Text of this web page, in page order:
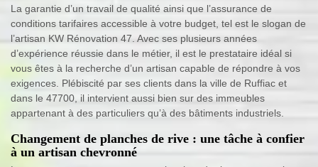
La garantie d’un travail de qualité ainsi que l’assurance de
conditions tarifaires accessible à votre budget, tel est le slogan de
l’artisan KW Rénovation 47. Avec ses plusieurs années
d’expérience réussie dans le métier, il est le prestataire idéal si
vous êtes à la recherche d’un artisan capable de répondre à vos
exigences. Plébiscité par ses clients dans la ville de Ruffiac et
dans le 47700, il intervient aussi bien sur des immeubles
appartenant à des particuliers qu’à des bâtiments industriels.
Changement de planches de rive : une tâche à confier
à un artisan chevronné